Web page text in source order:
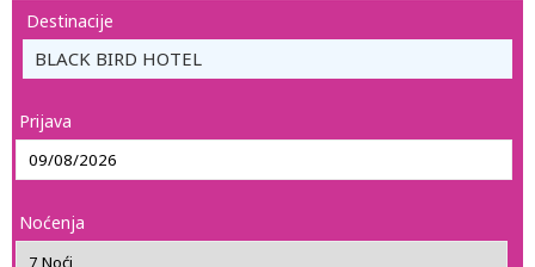
Destinacije
BLACK BIRD HOTEL
Prijava
Noćenja